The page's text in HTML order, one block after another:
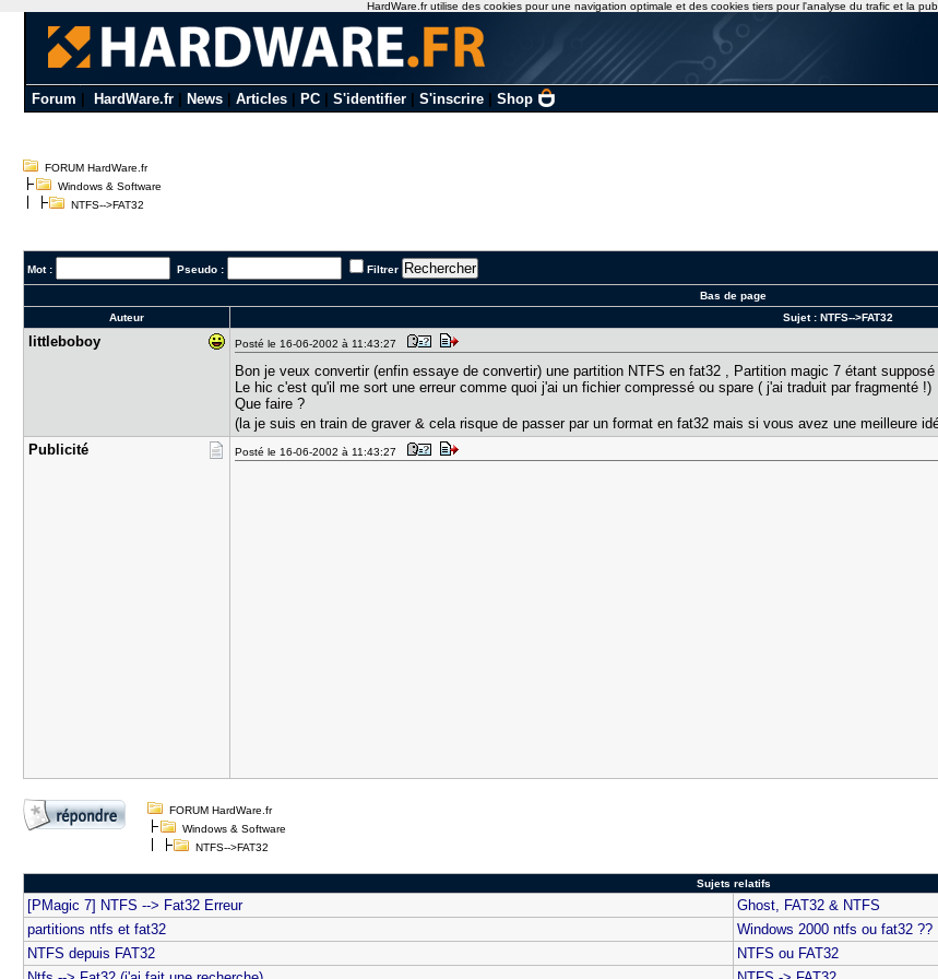
Forum HardWare.fr| News| Articles| PC| S'identifier| S'inscrire| Shop
FORUM HardWare.fr
Windows & Software
NTFS-->FAT32
Mot : Pseudo : Filtrer
Bas de page
Auteur
Sujet :NTFS-->FAT32
littlebobo​y Posté le 16-06-2002 à 11:43:27
Bon je veux convertir (enfin essaye de convertir) une partition NTFS en fat32 , Partition magic 7 étant
Le hic c'est qu'il me sort une erreur comme quoi j'ai un fichier compressé ou spare ( j'ai traduit par fragmenté !)
Que faire ?
(la je suis en train de graver & cela risque de passer par un format en fat32 mais si vous avez une meilleure
Publicité
Posté le 16-06-2002 à 11:43:27
FORUM HardWare.fr
Windows & Software
NTFS-->FAT32
Sujets relatifs
[PMagic 7] NTFS --> Fat32 Erreur
Ghost, FAT32 & NTFS
partitions ntfs et fat32
Windows 2000 ntfs ou fat32 ??
NTFS depuis FAT32
NTFS ou FAT32
HardWare.fr utilise des cookies pour une navigation optimale et des cookies tiers pour l'analyse du trafic et la